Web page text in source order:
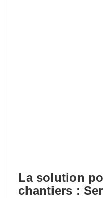
La solution
chantiers :